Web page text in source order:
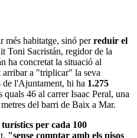
més habitatge, sinó perreduir el
Toni Sacristán, regidor de la
ha concretat la situació al
a "triplicar" la seva
de l'Ajuntament, hi ha 1.275
quals 46 al carrer Isaac Peral, una
del barri de Baix a Mar.
turístics per cada 100
"sense comptar amb els pisos